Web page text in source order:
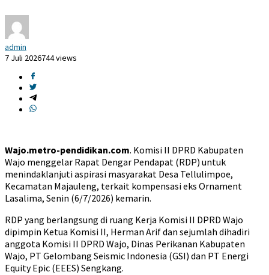
admin
7 Juli 2026744 views
Wajo.metro-pendidikan.com. Komisi II DPRD Kabupaten
Wajo menggelar Rapat Dengar Pendapat (RDP) untuk
menindaklanjuti aspirasi masyarakat Desa Tellulimpoe,
Kecamatan Majauleng, terkait kompensasi eks Ornament
Lasalima, Senin (6/7/2026) kemarin.
RDP yang berlangsung di ruang Kerja Komisi II DPRD Wajo
dipimpin Ketua Komisi II, Herman Arif dan sejumlah dihadiri
anggota Komisi II DPRD Wajo, Dinas Perikanan Kabupaten
Wajo, PT Gelombang Seismic Indonesia (GSI) dan PT Energi
Equity Epic (EEES) Sengkang.